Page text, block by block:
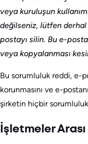
veya kuruluşun
değilseniz, lütfen
postayı silin. Bu e-
veya kopyalanması
Bu sorumluluk reddi, e-
korunmasını ve e-
şirketin hiçbir
İşletmeler